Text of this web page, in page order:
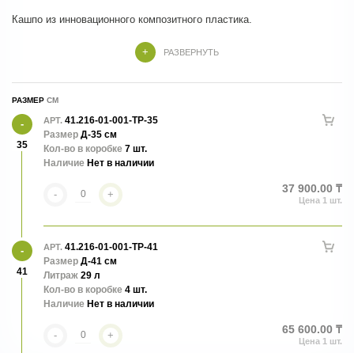
объем - 29 л
РАЗВЕРНУТЬ
РАЗМЕР
35
АРТ. 41.216-01-001-TP-35
Размер Д-35 см
Кол-во в коробке 7 шт.
Наличие Нет в наличии
- + 37 900.00 ₸
41
АРТ. 41.216-01-001-TP-41
Размер Д-41 см
Литраж 29 л
Кол-во в коробке 4 шт.
Наличие Нет в наличии
- + 65 600.00 ₸